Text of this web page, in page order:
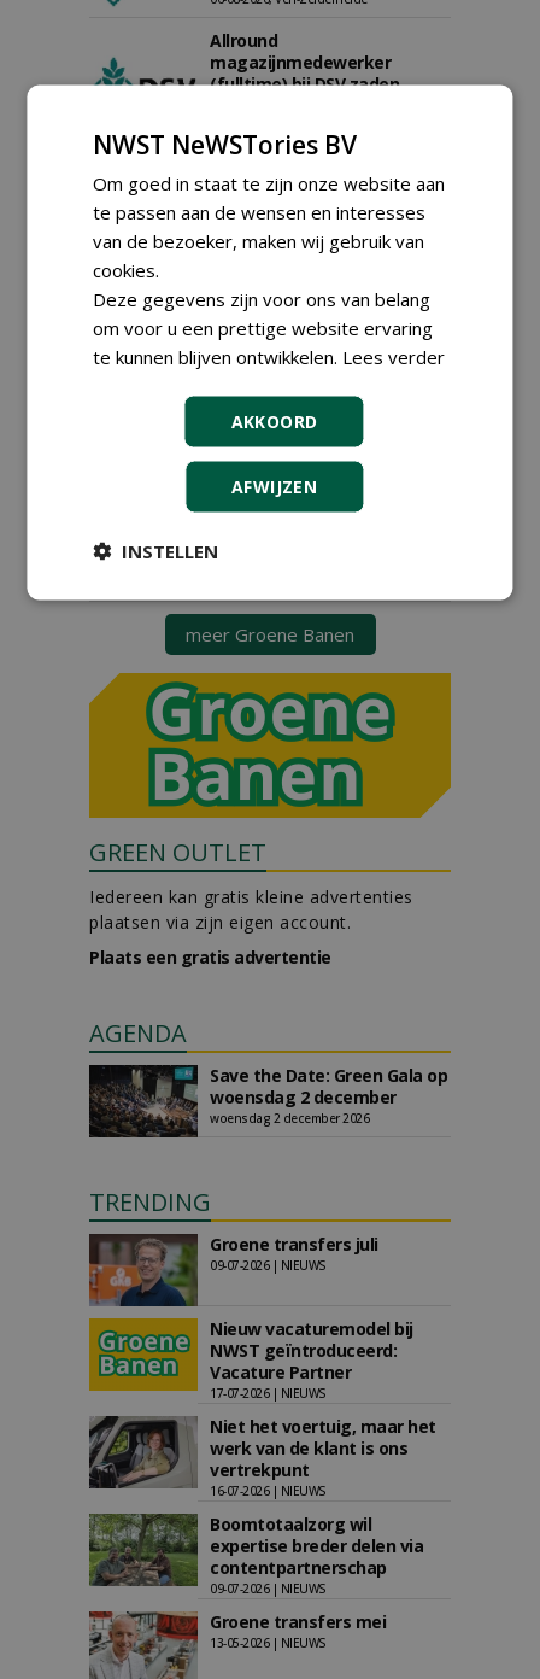
Allround
magazijnmedewerker
(fulltime) bij DSV zaden
Groeiplaats specialist bij
Boomtotaalzorg32-40 uur
30-07-2026, Schalkwijk
Boominspecteur bij
Hoofdgreenkeeper (m/v)
Golfbaan KralingenOosthoek
30-07-2026
Teamleider Kwekerij &
Ontwikkeling bij Diamant
30-07-2026
sportvelden & golfbanen bij
meer Groene Banen
GREEN OUTLET
Iedereen kan gratis kleine advertenties
plaatsen via zijn eigen account.
Plaats een gratis advertentie
AGENDA
Save the Date: Green Gala op
woensdag 2 december
woensdag 2 december 2026
TRENDING
Groene transfers juli
09-07-2026 | NIEUWS
Nieuw vacaturemodel bij
NWST geïntroduceerd:
Vacature Partner
17-07-2026 | NIEUWS
Niet het voertuig, maar het
werk van de klant is ons
vertrekpunt
16-07-2026 | NIEUWS
Boomtotaalzorg wil
expertise breder delen via
contentpartnerschap
09-07-2026 | NIEUWS
Groene transfers mei
13-05-2026 | NIEUWS
NWST NeWSTories BV
Om goed in staat te zijn onze website aan
te passen aan de wensen en interesses
van de bezoeker, maken wij gebruik van
cookies.
Deze gegevens zijn voor ons van belang
om voor u een prettige website ervaring
te kunnen blijven ontwikkelen. Lees verder
AKKOORD
AFWIJZEN
INSTELLEN